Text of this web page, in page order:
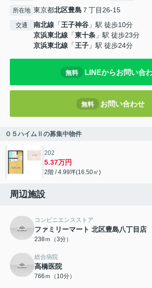
所在地 東京都北区豊島 ７丁目26-15
交通 南北線 「王子神谷 」駅 徒歩10分
京浜東北線 「東十条 」駅 徒歩23分
京浜東北線 「王子 」駅 徒歩24分
無料 LINEからお問い合
無料 お問い合わせ
０５ハイムⅡの募集中物件
202
5.37万円
2階 / 4.99坪(16.50㎡)
周辺施設
コンビニエンスストア
ファミリーマート 北区豊島八丁目店
238ｍ（3分）
総合病院
高橋医院
766ｍ（10分）